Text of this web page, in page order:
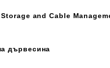
and Cable
дървесина